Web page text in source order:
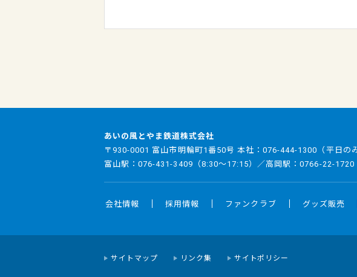
あいの風とやま鉄道株式会社
〒930-0001 富山市明輪町1番50号 本社： 076-444-1300 （平日の
富山駅：076-431-3409 （8:30～17:15）／高岡駅：0766-22-1720
会社情報 採用情報 ファンクラブ グッズ販売
サイトマップ リンク集 サイトポリシー